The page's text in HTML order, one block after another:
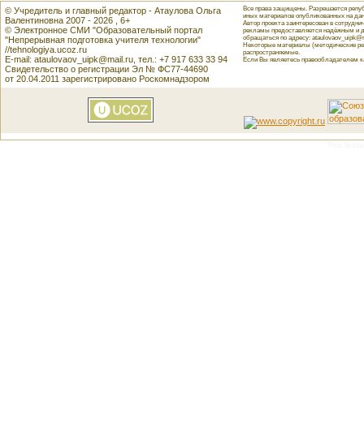
© Учредитель и главный редактор - Атаулова Ольга
Валентиновна 2007 - 2026 , 6+
© Электронное СМИ "Образовательный портал
"Непрерывная подготовка учителя технологии"
//tehnologiya.ucoz.ru
E-mail: ataulovaov_uipk@mail.ru, тел.: +7 917 633 33 94
Свидетельство о регистрации Эл № ФС77-44690
от 20.04.2011 зарегистрировано Роскомнадзором
Все права защищены. Разрешается
иных материалов опубликованных на
Автор проекта заинтересован в
рекламы предоставляется надёжным и
обращаться по адресу:
Некоторые материалы (методические
распространяемые.
Если Вы являетесь правообладателем